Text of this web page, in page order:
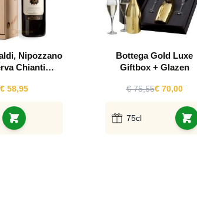
Nipozzano
Chianti
€ 58,95
Bottega Gold Luxe
Giftbox + Glazen
€ 75,55€ 70,00
75cl